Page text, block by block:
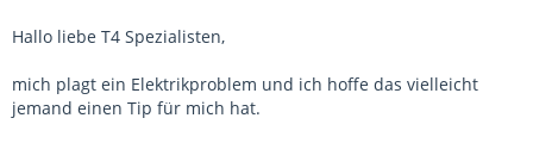
Hallo liebe T4 Spezialisten,
mich plagt ein Elektrikproblem und ich hoffe das vielleicht
jemand einen Tip für mich hat.